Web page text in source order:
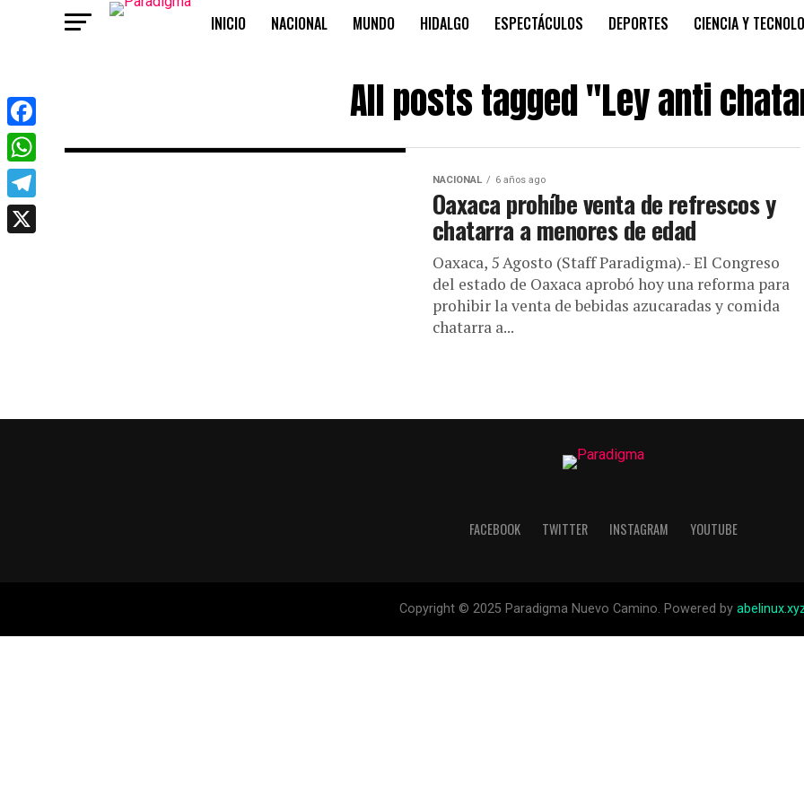
INICIO NACIONAL MUNDO HIDALGO ESPECTÁCULOS DEPORTES CIENCIA Y
All posts tagged "Ley anti
NACIONAL 6 años ago
Oaxaca prohíbe venta de refrescos y
chatarra a menores de edad
Oaxaca, 5 Agosto (Staff Paradigma).- El Congreso
del estado de Oaxaca aprobó hoy una reforma para
prohibir la venta de bebidas azucaradas y comida
chatarra a...
FACEBOOK TWITTER INSTAGRAM YOUTUBE
Copyright © 2025 Paradigma Nuevo Camino. Powered by
Facebook
WhatsApp
Telegram